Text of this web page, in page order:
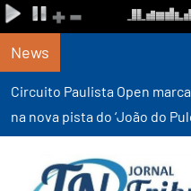
News
Circuito Paulista Open
na nova pista do ‘João do